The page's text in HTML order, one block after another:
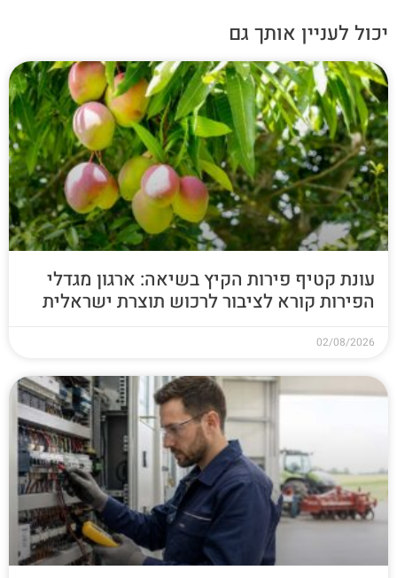
יכול לעניין אותך גם
עונת קטיף פירות הקיץ בשיאה: ארגון מגדלי
הפירות קורא לציבור לרכוש תוצרת ישראלית
02/08/2026